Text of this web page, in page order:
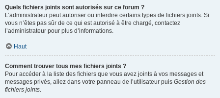
Quels fichiers joints sont autorisés sur ce forum ?
L’administrateur peut autoriser ou interdire certains types de fichiers joints. Si
vous n’êtes pas sûr de ce qui est autorisé à être chargé, contactez
l’administrateur pour plus d’informations.
Haut
Comment trouver tous mes fichiers joints ?
Pour accéder à la liste des fichiers que vous avez joints à vos messages et
messages privés, allez dans votre panneau de l’utilisateur puis Gestion des
fichiers joints.